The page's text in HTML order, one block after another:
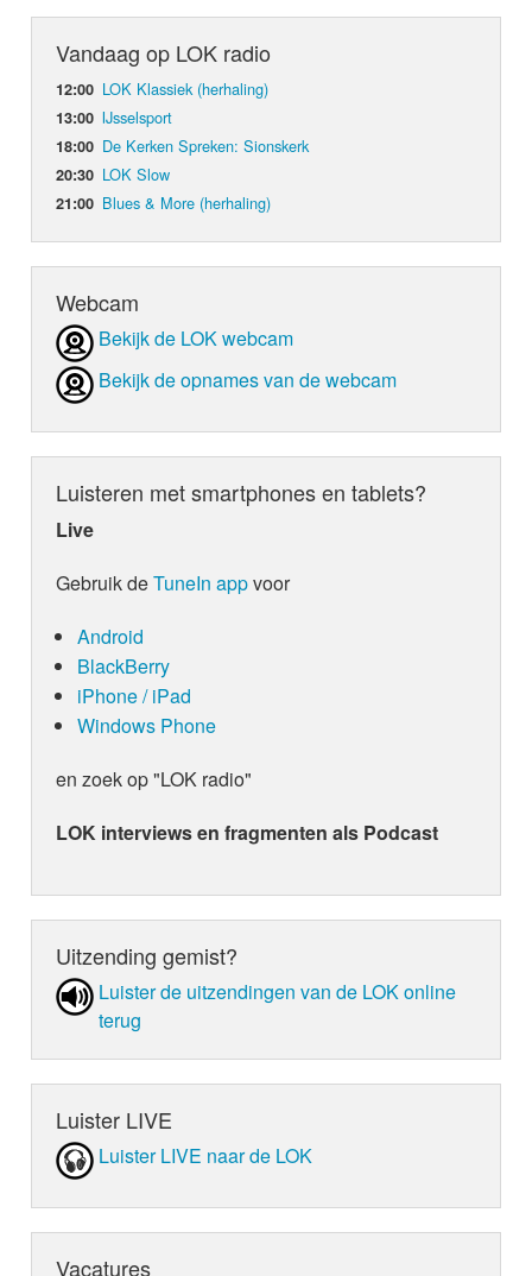
Vandaag op LOK radio
12:00 LOK Klassiek (herhaling)
13:00 IJsselsport
18:00 De Kerken Spreken: Sionskerk
20:30 LOK Slow
21:00 Blues & More (herhaling)
Webcam
Bekijk de LOK webcam
Bekijk de opnames van de webcam
Luisteren met smartphones en tablets?
Live
Gebruik deTuneIn appvoor
Android
BlackBerry
iPhone / iPad
Windows Phone
en zoek op "LOK radio"
LOK interviews en fragmenten als Podcast
Uitzending gemist?
Luister de uit­zen­din­gen van de LOK online
terug
Luister LIVE
Luister LIVE naar de LOK
Vacatures